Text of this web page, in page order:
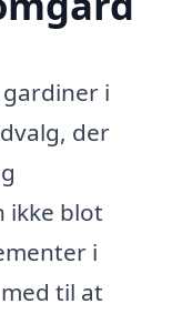
i
der
ikke blot
i
til at